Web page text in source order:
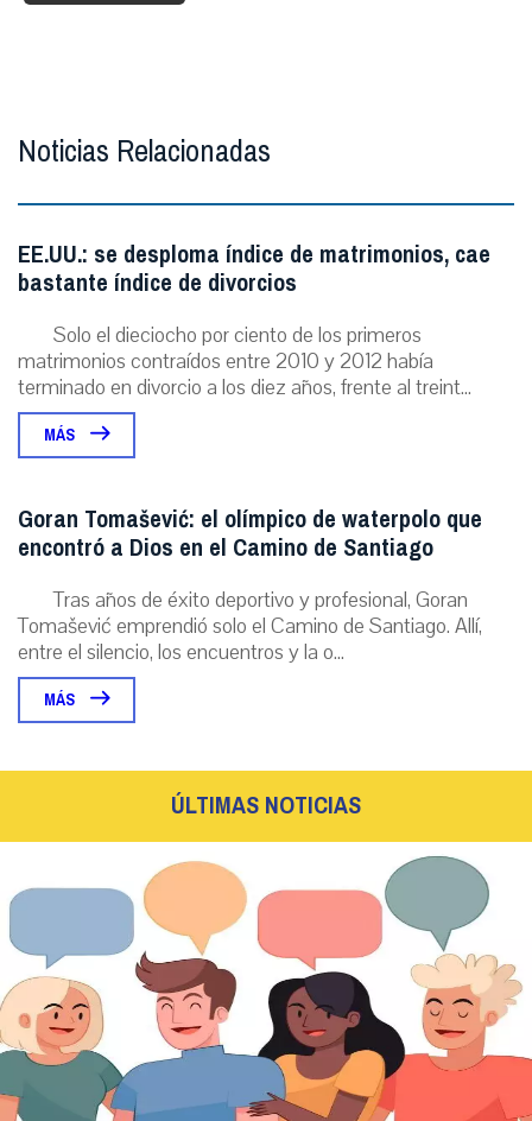
Noticias Relacionadas
EE.UU.: se desploma índice de matrimonios, cae
bastante índice de divorcios
Solo el dieciocho por ciento de los primeros
matrimonios contraídos entre 2010 y 2012 había
terminado en divorcio a los diez años, frente al treint...
MÁS
Goran Tomašević: el olímpico de waterpolo que
encontró a Dios en el Camino de Santiago
Tras años de éxito deportivo y profesional, Goran
Tomašević emprendió solo el Camino de Santiago. Allí,
entre el silencio, los encuentros y la o...
MÁS
ÚLTIMAS NOTICIAS